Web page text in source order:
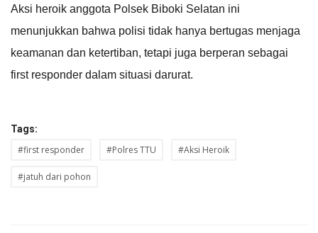
Aksi heroik anggota Polsek Biboki Selatan ini
menunjukkan bahwa polisi tidak hanya bertugas menjaga
keamanan dan ketertiban, tetapi juga berperan sebagai
first responder dalam situasi darurat.
Tags:
#first responder #Polres TTU #Aksi Heroik
#jatuh dari pohon